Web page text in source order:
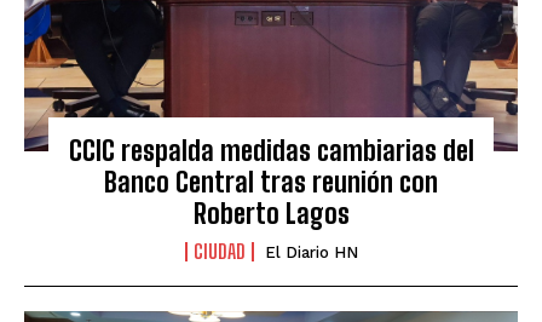
CCIC respalda medidas cambiarias del
Banco Central tras reunión con
Roberto Lagos
CIUDAD El Diario HN